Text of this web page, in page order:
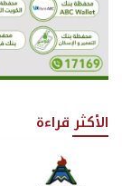
الأكثر قراءة